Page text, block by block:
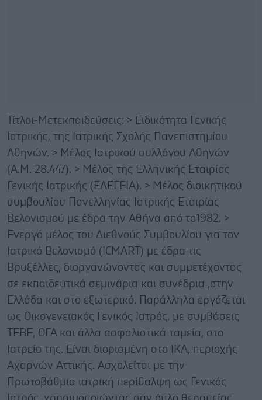
Τίτλοι-Μετεκπαιδεύσεις: > Ειδικότητα Γενικής
Ιατρικής, της Ιατρικής Σχολής Πανεπιστημίου
Αθηνών. > Μέλος Ιατρικού συλλόγου Αθηνών
(Α.Μ. 28.447). > Μέλος της Ελληνικής Εταιρίας
Γενικής Ιατρικής (ΕΛΕΓΕΙΑ). > Μέλος διοικητικού
συμβουλίου Πανελληνίας Ιατρικής Εταιρίας
Βελονισμού με έδρα την Αθήνα από το1982. >
Ενεργό μέλος του Διεθνούς Συμβουλίου για τον
Ιατρικό Βελονισμό (ICMART) με έδρα τις
Βρυξέλλες, διοργανώνοντας και συμμετέχοντας
σε εκπαιδευτικά σεμινάρια και συνέδρια ,στην
Ελλάδα και στο εξωτερικό. Παράλληλα εργάζεται
ως Οικογενειακός Γενικός Ιατρός, με συμβάσεις
ΤΕΒΕ, ΟΓΑ και άλλα ασφαλιστικά ταμεία, στο
Ιατρείο της. Είναι διορισμένη στο ΙΚΑ, περιοχής
Αχαρνών Αττικής. Ασχολείται με την
Πρωτοβάθμια ιατρική περίθαλψη ως Γενικός